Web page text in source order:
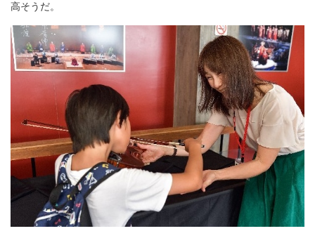
高そうだ。